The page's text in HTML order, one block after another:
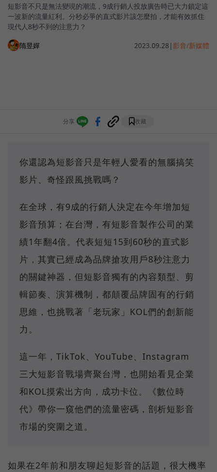
短影音不只是無法變現的潮流，9成行銷人投放廣告時已大力鎖定這
一波新的流量紅利。分秒必爭的直式影片該怎麼拍，才能有效抓住
現代人8秒不到的注意力？
隋昱嬋 2023.09.28 | 影音/新媒體
分享 收藏
你還認為短影音只是年輕人愛看的無腦搞笑
影片、奇怪跟風挑戰嗎？
在全球，有9成的行銷人決定在今年增加短
影音預算；在台灣，有短影音製作公司的業
績1年翻4倍。代表短短15到60秒的直式影
片，其實已經成為品牌搶攻用戶8秒注意力
的關鍵神器，但短影音獨有的內容類型、剪
輯節奏、演算機制，都顛覆品牌固有的行銷
思維，也挑戰著「老玩家」KOL們的創新能
力。
這一年，TikTok、YouTube、Instagram
三大短影音戰場齊聚台灣，也開始看見企業
和KOL摸索出方向，成功卡位。《數位時
代》帶你一窺他們的流量密碼，剖析短影音
市場的突圍之道。
如果在2年前和朋友聊起短影音的話題，很大機率